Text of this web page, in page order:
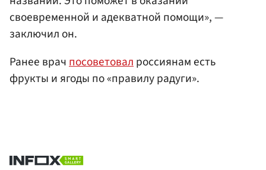
своевременной и адекватной помощи», —
заключил он.
Ранее врачпосоветовалроссиянам есть
фрукты и ягоды по «правилу радуги».